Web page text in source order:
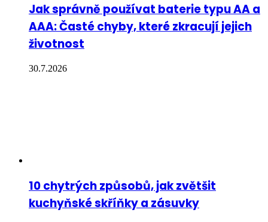
Jak správně používat baterie typu AA a
AAA: Časté chyby, které zkracují jejich
životnost
30.7.2026
10 chytrých způsobů, jak zvětšit
kuchyňské skříňky a zásuvky